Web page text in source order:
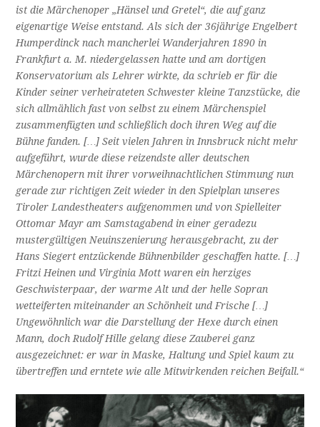
ist die Märchenoper „Hänsel und Gretel“, die auf ganz
eigenartige Weise entstand. Als sich der 36jährige Engelbert
Humperdinck nach mancherlei Wanderjahren 1890 in
Frankfurt a. M. niedergelassen hatte und am dortigen
Konservatorium als Lehrer wirkte, da schrieb er für die
Kinder seiner verheirateten Schwester kleine Tanzstücke, die
sich allmählich fast von selbst zu einem Märchenspiel
zusammenfügten und schließlich doch ihren Weg auf die
Bühne fanden. […] Seit vielen Jahren in Innsbruck nicht mehr
aufgeführt, wurde diese reizendste aller deutschen
Märchenopern mit ihrer vorweihnachtlichen Stimmung nun
gerade zur richtigen Zeit wieder in den Spielplan unseres
Tiroler Landestheaters aufgenommen und von Spielleiter
Ottomar Mayr am Samstagabend in einer geradezu
mustergültigen Neuinszenierung herausgebracht, zu der
Hans Siegert entzückende Bühnenbilder geschaffen hatte. […]
Fritzi Heinen und Virginia Mott waren ein herziges
Geschwisterpaar, der warme Alt und der helle Sopran
wetteiferten miteinander an Schönheit und Frische […]
Ungewöhnlich war die Darstellung der Hexe durch einen
Mann, doch Rudolf Hille gelang diese Zauberei ganz
ausgezeichnet: er war in Maske, Haltung und Spiel kaum zu
übertreffen und erntete wie alle Mitwirkenden reichen Beifall.“